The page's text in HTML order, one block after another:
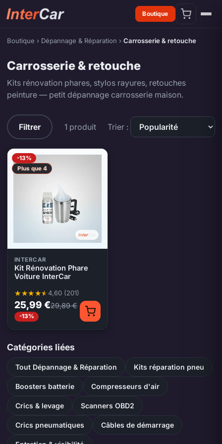
Boutique
Boutique › Dépannage & Réparation › Carrosserie & retouche
Carrosserie & retouche
Kits rénovation phares, stylos rayures, retouches
peinture — petit dépannage carrosserie maison.
Carrosserie & retouche — produits
Filtrer 1 produit Trier :
-13%
Plus que 4
INTERCAR
Kit Rénovation Phare
Voiture InterCar
4,60 (201)
Note moyenne 4,60 sur 5, 201 évaluations
25,99 €29,89 €
-13%
Catégories liées
Tout Dépannage & Réparation Kits réparation pneu
Boosters batterie Compresseurs d'air
Crics & levage Scanners OBD2
Crics pneumatiques Câbles de démarrage